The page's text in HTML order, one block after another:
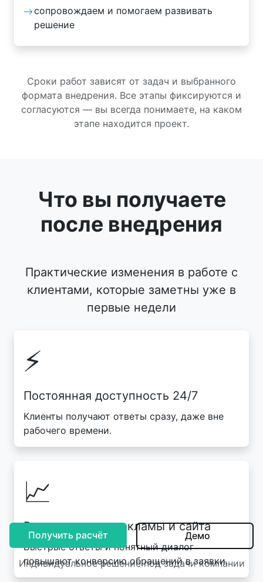
сопровождаем и помогаем развивать
решение
Сроки работ зависят от задач и выбранного
формата внедрения. Все этапы фиксируются и
согласуются — вы всегда понимаете, на каком
этапе находится проект.
Что вы получаете
после внедрения
Практические изменения в работе с
клиентами, которые заметны уже в
первые недели
⚡
Постоянная доступность 24/7
Клиенты получают ответы сразу, даже вне
рабочего времени.
📈
Рост заявок из рекламы и сайта
Быстрые ответы и понятный диалог
повышают конверсию обращений в заявки.
Получить расчёт Демо
Индивидуальное решение под задачи компании